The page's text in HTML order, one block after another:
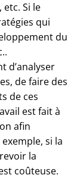
Si le
qui
du
d’analyser
de faire des
de ces
est fait à
afin
si la
la
coûteuse.